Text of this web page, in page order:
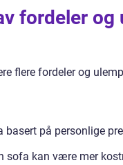
fordeler og
flere fordeler og
på personlige
sofa kan være mer